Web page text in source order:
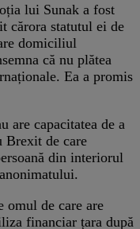
lui Sunak a fost
cărora statutul ei de
domiciliul
că nu plătea
Ea a promis
are capacitatea de a
Brexit de care
din interiorul
omul de care are
financiar țara după